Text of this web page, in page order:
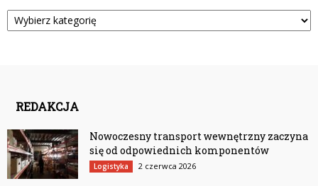
Kategorie
REDAKCJA
Nowoczesny transport wewnętrzny zaczyna
się od odpowiednich komponentów
Logistyka 2 czerwca 2026